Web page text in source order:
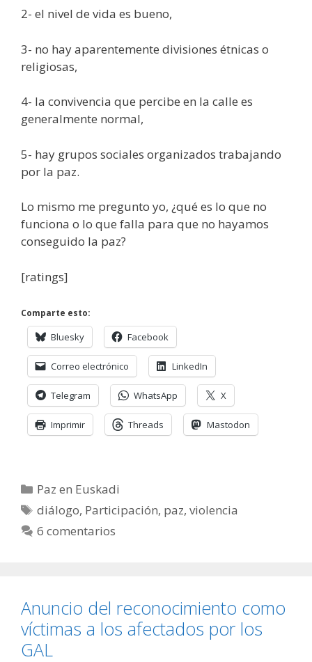
2- el nivel de vida es bueno,
3- no hay aparentemente divisiones étnicas o
religiosas,
4- la convivencia que percibe en la calle es
generalmente normal,
5- hay grupos sociales organizados trabajando
por la paz.
Lo mismo me pregunto yo, ¿qué es lo que no
funciona o lo que falla para que no hayamos
conseguido la paz?
[ratings]
Comparte esto:
Bluesky Facebook
Correo electrónico LinkedIn
Telegram WhatsApp X
Imprimir Threads Mastodon
Categorías
Paz en Euskadi
Etiquetas
diálogo, Participación, paz,violencia
6 comentarios
Anuncio del reconocimiento como
víctimas a los afectados por los
GAL